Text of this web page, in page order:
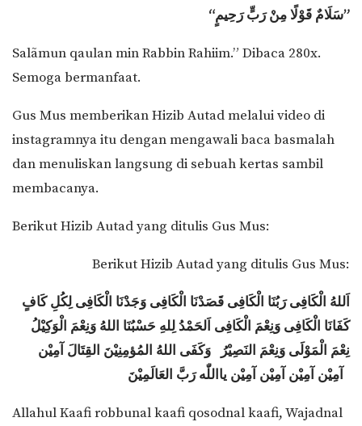
“سَلَامٌ قَوْلًا مِنْ رَبٍّ رَحِيمٍ”
Salãmun qaulan min Rabbin Rahiim.” Dibaca 280x.
Semoga bermanfaat.
Gus Mus memberikan Hizib Autad melalui video di
instagramnya itu dengan mengawali baca basmalah
dan menuliskan langsung di sebuah kertas sambil
membacanya.
Berikut Hizib Autad yang ditulis Gus Mus:
Berikut Hizib Autad yang ditulis Gus Mus:
اَللهُ الْكَافِى رَبُنَا الْكَافِى قَصَدْنَا الْكَافِى وَجَدْنَا الْكَافِى لِكُلِ كَافٍ
كَفَانَا الْكَافِى وَنِعْمَ الْكَافِى اَلحَمْدُ لِلهِ حَسْبُنَا اللهُ وَنِعْمَ الْوَكِيْلُ
نِعْمَ الْمَوْلَى وَنِعْمَ النَصِيْرُ وَكَفَى اللهُ المُؤمِنِيْنَ القِتَالَ آمِيْن
Allahul Kaafi robbunal kaafi qosodnal kaafi, Wajadnal